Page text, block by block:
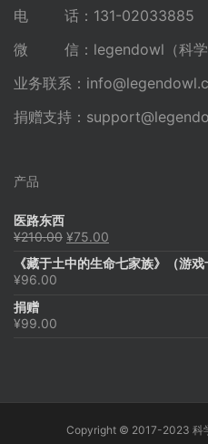
电 话：131-02033885
微 信：legendowl（科学
业务联系：
捐赠支持：
产品
医路东西
¥210.00 原
为：
¥75.00
价
《藏于土中的生命七家族》（游戏
¥96.00
捐赠
¥99.00
Copyright © 2017-2023 科